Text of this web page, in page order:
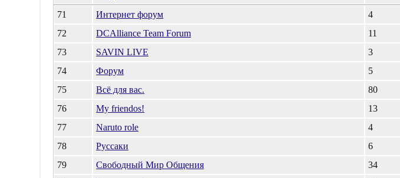
71
Интернет форум 4
72
DCAlliance Team Forum 11
73
SAVIN LIVE 3
74
Форум 5
75
Всё для вас. 80
76
My friendos! 13
77
Naruto role 4
78
Руссаки 6
79
Свободный Мир Общения 34